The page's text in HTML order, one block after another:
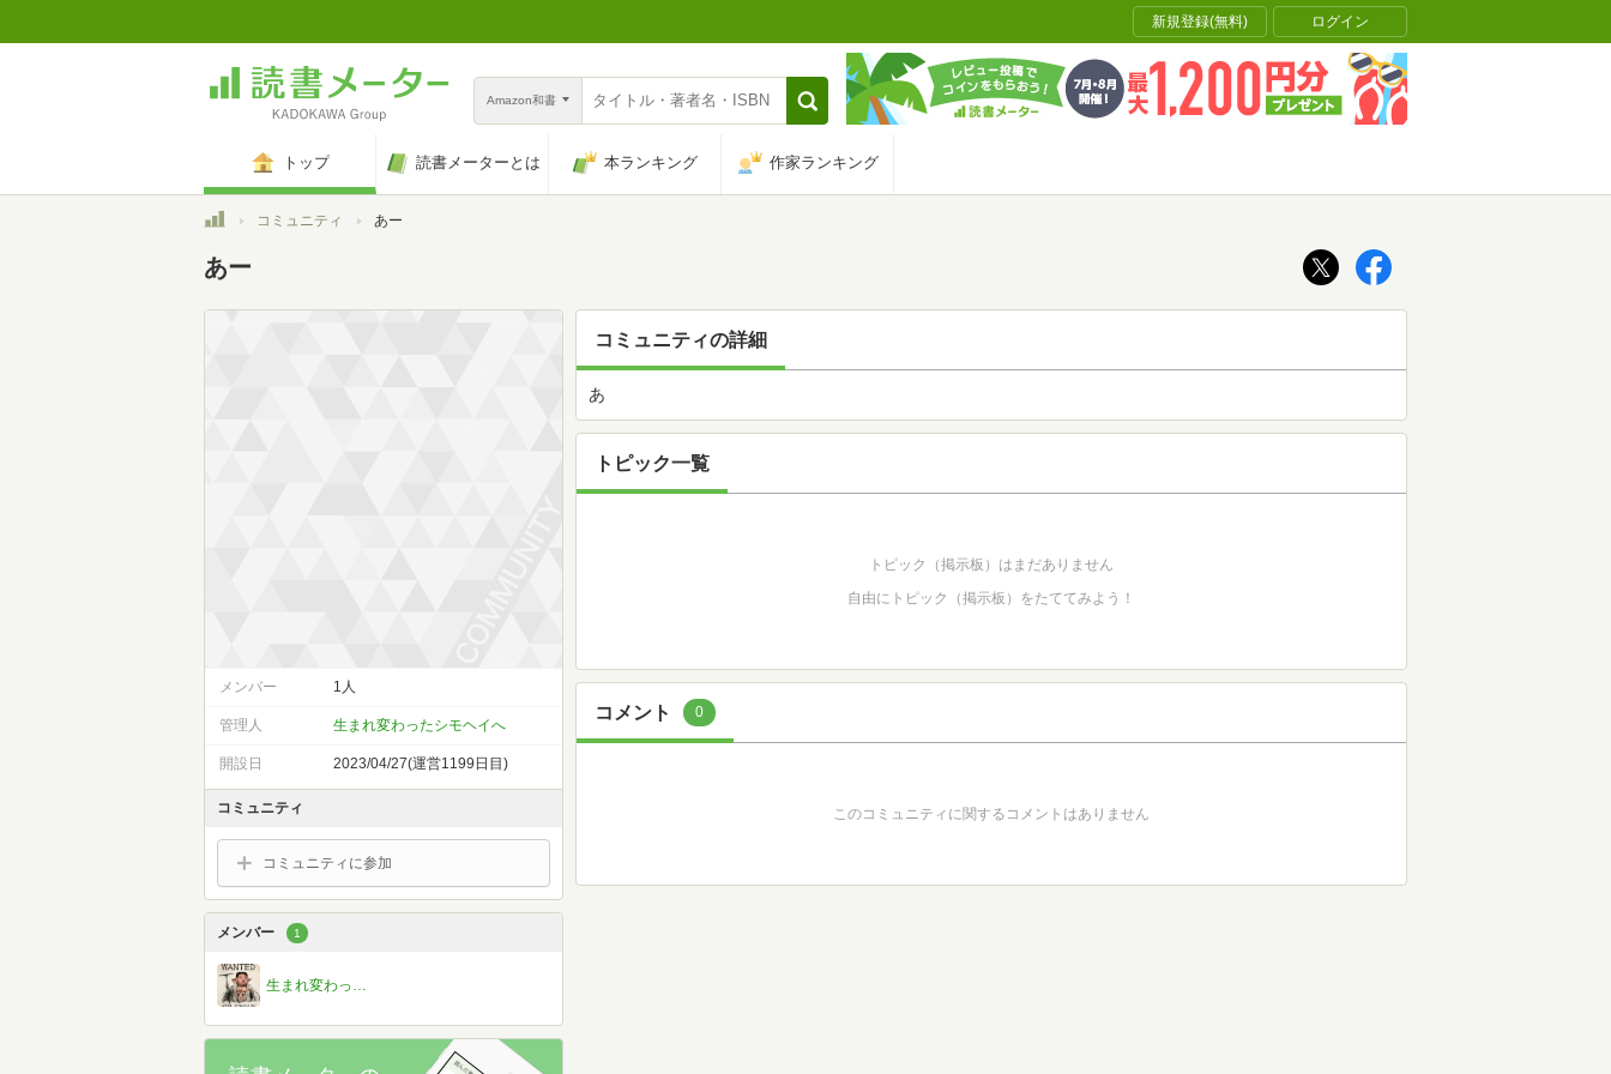
新規登録(無料) ログイン
Amazon和書
トップ 読書メーターとは 本ランキング 作家ランキング
トップコミュニティ あー
あー
コミュニティの詳細
あ
トピック一覧
トピック（掲示板）はまだありません
自由にトピック（掲示板）をたててみよう！
コメント 0
このコミュニティに関するコメントはありません
メンバー 1人
管理人 生まれ変わったシモヘイへ
開設日 2023/04/27(運営1199日目)
コミュニティ
コミュニティに参加
メンバー 1
生まれ変わったシモヘイへ